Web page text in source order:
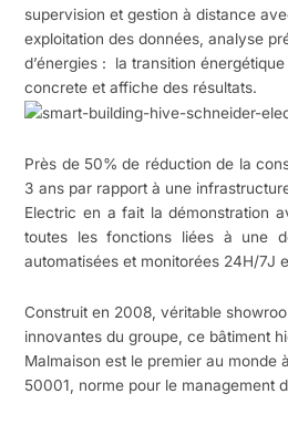
supervision et gestion à distance
exploitation des données, analyse
d’énergies : la transition
concrete et affiche des résultats.
Près de 50% de réduction de la
3 ans par rapport à une
Electric en a fait la démonstration
toutes les fonctions liées à une
automatisées et monitorées 24H/7J
Construit en 2008, véritable
innovantes du groupe, ce bâtiment
Malmaison est le premier au monde
50001, norme pour le management